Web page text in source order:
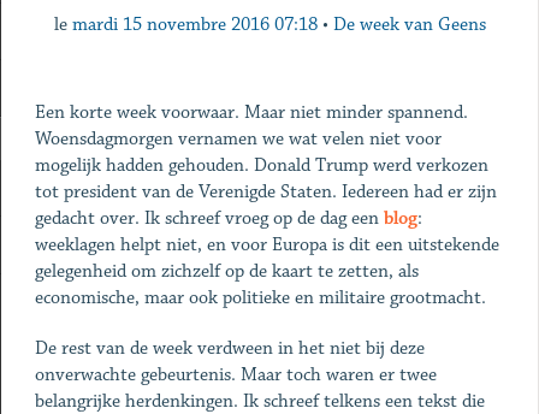
le mardi 15 novembre 2016 07:18 • De week van Geens
Een korte week voorwaar. Maar niet minder spannend.
Woensdagmorgen vernamen we wat velen niet voor
mogelijk hadden gehouden. Donald Trump werd verkozen
tot president van de Verenigde Staten. Iedereen had er zijn
gedacht over. Ik schreef vroeg op de dag een blog:
weeklagen helpt niet, en voor Europa is dit een uitstekende
gelegenheid om zichzelf op de kaart te zetten, als
economische, maar ook politieke en militaire grootmacht.
De rest van de week verdween in het niet bij deze
onverwachte gebeurtenis. Maar toch waren er twee
belangrijke herdenkingen. Ik schreef telkens een tekst die